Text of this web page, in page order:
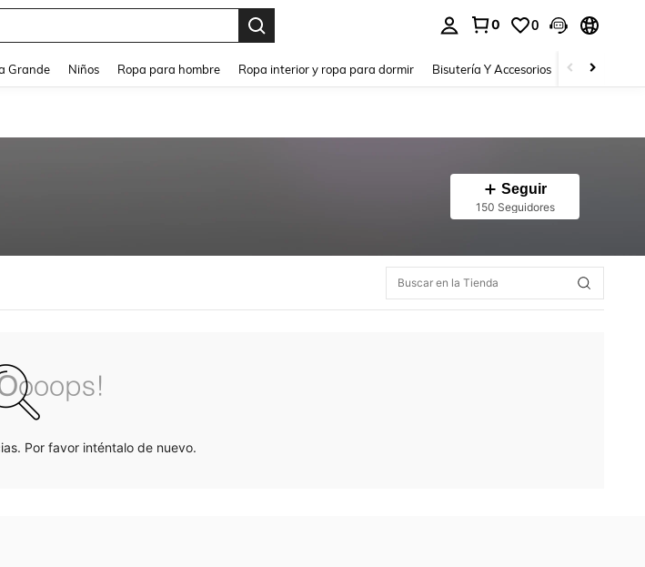
0 0
Grande Niños Ropa para hombre Ropa interior y ropa para dormir Bisutería Y Accesorios Zapatos
Seguir
150 Seguidores
Por favor inténtalo de nuevo.